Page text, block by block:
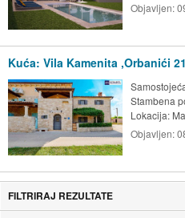
Objavljen:
Kuća: Vila Kamenita ,Orbanići
Stambena
Lokacija:
Objavljen:
FILTRIRAJ REZULTATE